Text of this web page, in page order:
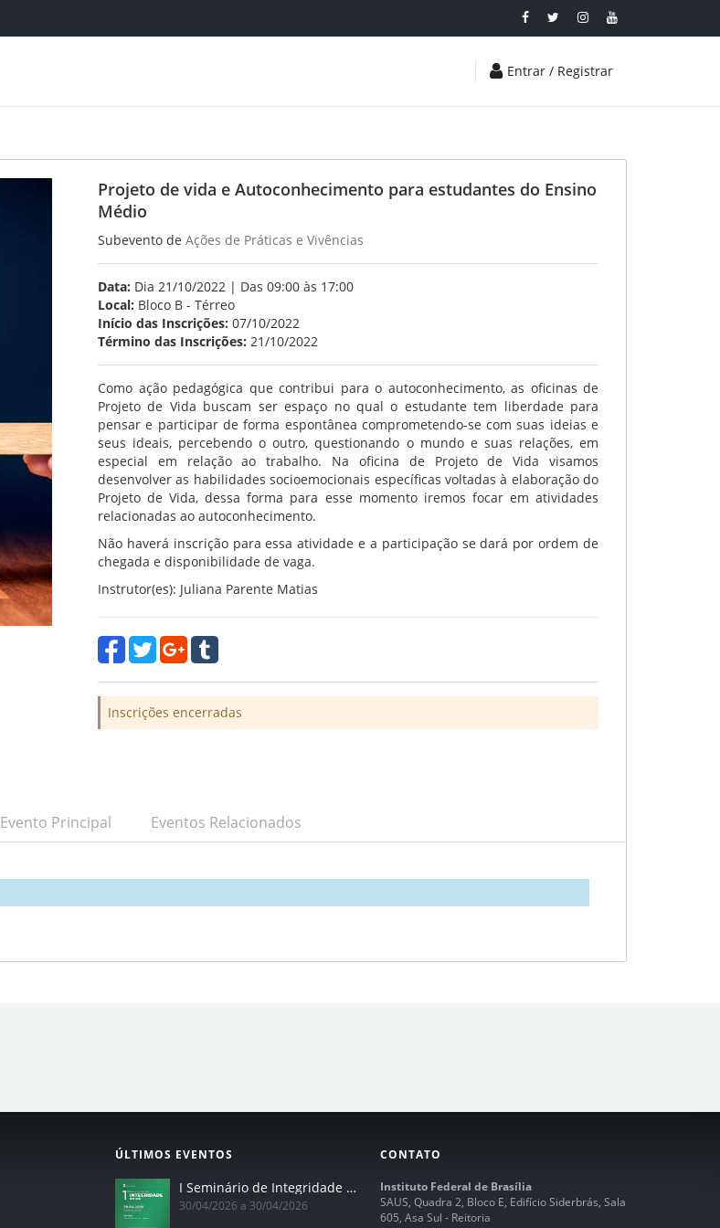
Entrar / Registrar
Projeto de vida e Autoconhecimento para estudantes do Ensino
Médio
Subevento de Ações de Práticas e Vivências
Data: Dia 21/10/2022 | Das 09:00 às 17:00
Local: Bloco B - Térreo
Início das Inscrições: 07/10/2022
Término das Inscrições: 21/10/2022
Como ação pedagógica que contribui para o autoconhecimento, as oficinas de
Projeto de Vida buscam ser espaço no qual o estudante tem liberdade para
pensar e participar de forma espontânea comprometendo-se com suas ideias e
seus ideais, percebendo o outro, questionando o mundo e suas relações, em
especial em relação ao trabalho. Na oficina de Projeto de Vida visamos
desenvolver as habilidades socioemocionais específicas voltadas à elaboração do
Projeto de Vida, dessa forma para esse momento iremos focar em atividades
relacionadas ao autoconhecimento.
Não haverá inscrição para essa atividade e a participação se dará por ordem de
chegada e disponibilidade de vaga.
Instrutor(es): Juliana Parente Matias
Inscrições encerradas
Evento Principal Eventos Relacionados
ÚLTIMOS EVENTOS
I Seminário de Integridade do IFB
30/04/2026 a 30/04/2026
CONTATO
Instituto Federal de Brasília
SAUS, Quadra 2, Bloco E, Edifício Siderbrás, Sala
605, Asa Sul - Reitoria